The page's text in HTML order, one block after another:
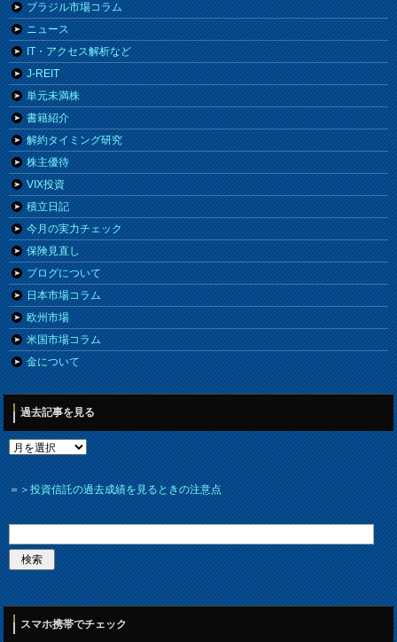
ブラジル市場コラム
ニュース
IT・アクセス解析など
J-REIT
単元未満株
書籍紹介
解約タイミング研究
株主優待
VIX投資
積立日記
今月の実力チェック
保険見直し
ブログについて
日本市場コラム
欧州市場
米国市場コラム
金について
過去記事を見る
＝＞投資信託の過去成績を見るときの注意点
スマホ携帯でチェック